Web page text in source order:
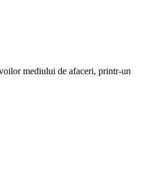
mediului de afaceri, printr-un